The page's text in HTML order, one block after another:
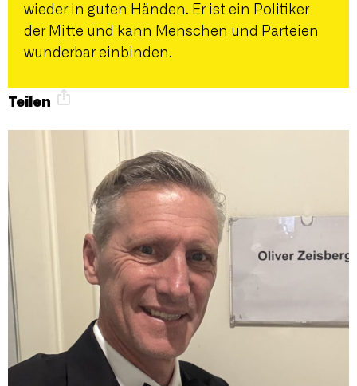
wieder in guten Händen. Er ist ein Politiker
der Mitte und kann Menschen und Parteien
wunderbar einbinden.
Teilen